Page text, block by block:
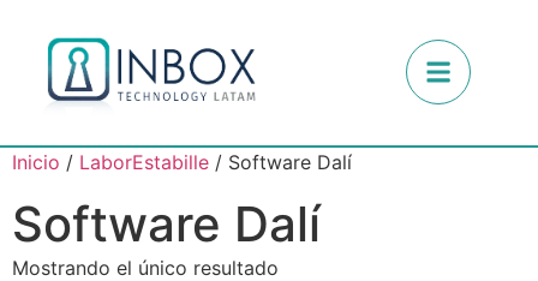
Inicio / LaborEstabille / Software Dalí
Software Dalí
Mostrando el único resultado